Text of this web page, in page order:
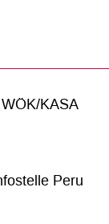
WÖK/KASA
Peru